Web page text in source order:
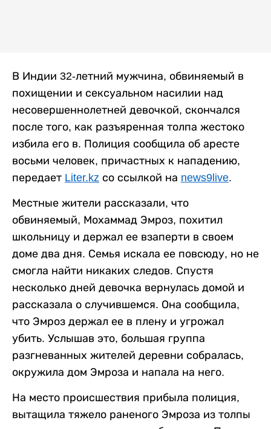
В Индии 32-летний мужчина, обвиняемый в
похищении и сексуальном насилии над
несовершеннолетней девочкой, скончался
после того, как разъяренная толпа жестоко
избила его в. Полиция сообщила об аресте
восьми человек, причастных к нападению,
передает Liter.kz со ссылкой на news9live.
Местные жители рассказали, что
обвиняемый, Мохаммад Эмроз, похитил
школьницу и держал ее взаперти в своем
доме два дня. Семья искала ее повсюду, но не
смогла найти никаких следов. Спустя
несколько дней девочка вернулась домой и
рассказала о случившемся. Она сообщила,
что Эмроз держал ее в плену и угрожал
убить. Услышав это, большая группа
разгневанных жителей деревни собралась,
окружила дом Эмроза и напала на него.
На место происшествия прибыла полиция,
вытащила тяжело раненого Эмроза из толпы